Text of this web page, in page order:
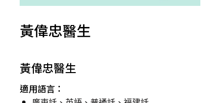
黃偉忠醫生
黃偉忠醫生
適用語言：